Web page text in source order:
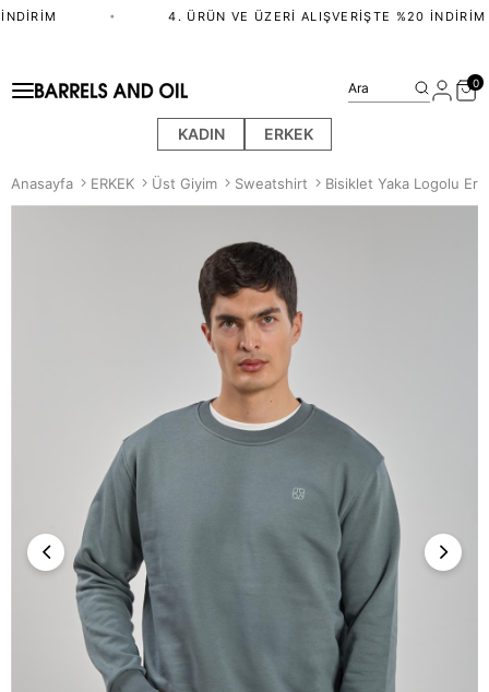
4. ÜRÜN VE ÜZERI ALIŞVERIŞTE %20 İNDIRIM
KADIN ERKEK
Ara 0
Anasayfa ERKEK Üst Giyim Sweatshirt Bisiklet Yaka Logolu